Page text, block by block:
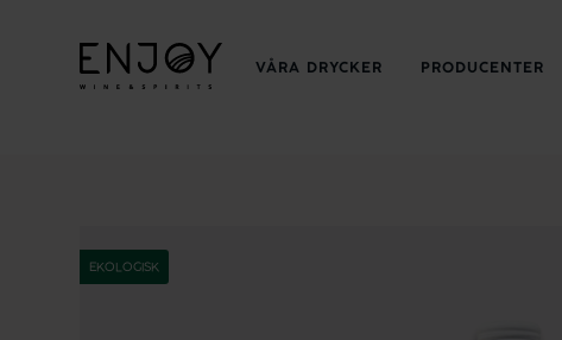
VÅRA DRYCKER PRODUCENTER
EKOLOGISK